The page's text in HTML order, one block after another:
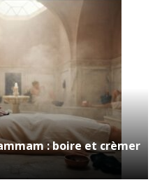
: boire et crèmer